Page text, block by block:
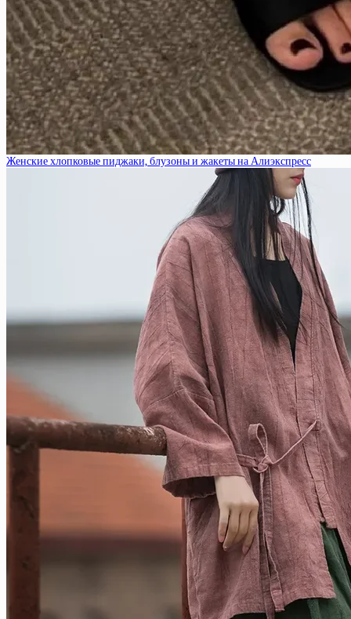
Женские хлопковые пиджаки, блузоны и жакеты на Алиэкспресс